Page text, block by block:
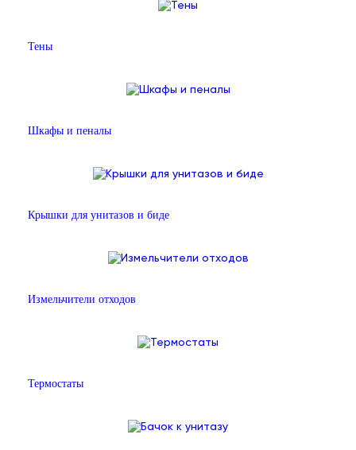
Тены
Шкафы и пеналы
Крышки для унитазов и биде
Измельчители отходов
Термостаты